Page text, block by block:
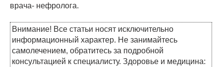
врача- нефролога.
Внимание! Все статьи носят исключительно
информационный характер. Не занимайтесь
самолечением, обратитесь за подробной
консультацией к специалисту. Здоровье и медицина: